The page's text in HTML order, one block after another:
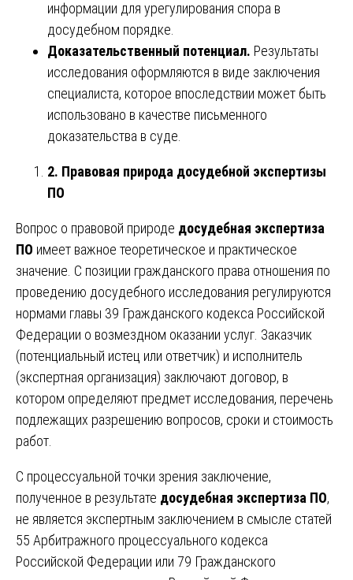
информации для урегулирования спора в
досудебном порядке.
Доказательственный потенциал. Результаты
исследования оформляются в виде заключения
специалиста, которое впоследствии может быть
использовано в качестве письменного
доказательства в суде.
2. Правовая природа досудебной экспертизы
ПО
Вопрос о правовой природе досудебная экспертиза
ПО имеет важное теоретическое и практическое
значение. С позиции гражданского права отношения по
проведению досудебного исследования регулируются
нормами главы 39 Гражданского кодекса Российской
Федерации о возмездном оказании услуг. Заказчик
(потенциальный истец или ответчик) и исполнитель
(экспертная организация) заключают договор, в
котором определяют предмет исследования, перечень
подлежащих разрешению вопросов, сроки и стоимость
работ.
С процессуальной точки зрения заключение,
полученное в результате досудебная экспертиза ПО,
не является экспертным заключением в смысле статей
55 Арбитражного процессуального кодекса
Российской Федерации или 79 Гражданского